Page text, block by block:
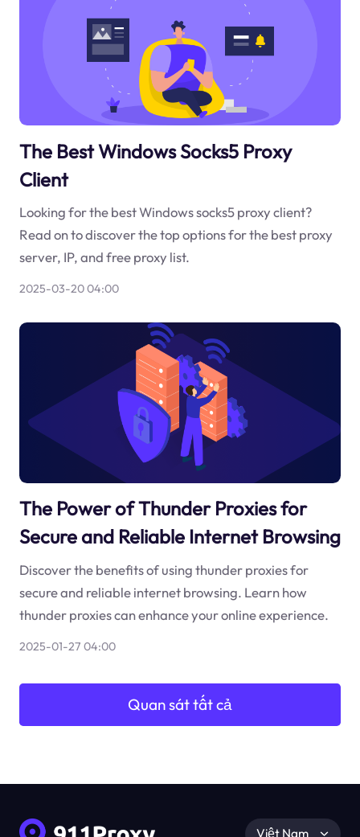
The Best Windows Socks5 Proxy
Client
Looking for the best Windows socks5 proxy client?
Read on to discover the top options for the best proxy
server, IP, and free proxy list.
2025-03-20 04:00
The Power of Thunder Proxies for
Secure and Reliable Internet Browsing
Discover the benefits of using thunder proxies for
secure and reliable internet browsing. Learn how
thunder proxies can enhance your online experience.
2025-01-27 04:00
Quan sát tất cả
Việt Nam